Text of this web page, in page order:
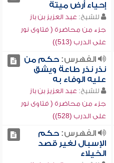
إحياء أرض ميتة
للشيخ: عبد العزيز بن باز
جزء من محاضرة ( فتاوى نور
على الدرب (513))
الفهرس:حكم من
نذر نذر طاعة ويشق
عليه الوفاء به
للشيخ: عبد العزيز بن باز
جزء من محاضرة ( فتاوى نور
على الدرب (528))
الفهرس:حكم
الإسبال لغير قصد
الخيلاء